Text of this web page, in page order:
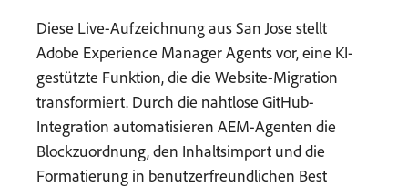
Diese Live-Aufzeichnung aus San Jose stellt
Adobe Experience Manager Agents vor, eine KI-
gestützte Funktion, die die Website-Migration
transformiert. Durch die nahtlose GitHub-
Integration automatisieren AEM-Agenten die
Blockzuordnung, den Inhaltsimport und die
Formatierung in benutzerfreundlichen Best